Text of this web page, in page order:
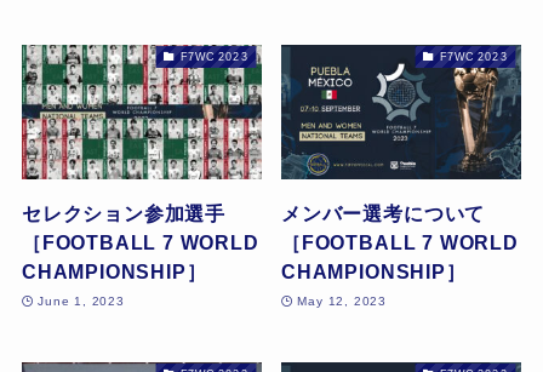
F7WC 2023
セレクション参加選手
［FOOTBALL 7 WORLD
CHAMPIONSHIP］
June 1, 2023
F7WC 2023
メンバー選考について
［FOOTBALL 7 WORLD
CHAMPIONSHIP］
May 12, 2023